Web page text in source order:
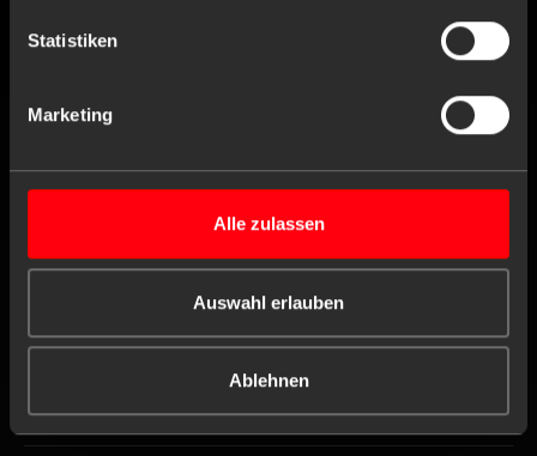
Statistiken
Marketing
Alle zulassen
Auswahl erlauben
Ablehnen
Mo. bis Do.
Kontaktformular
VERANTWORTUNG